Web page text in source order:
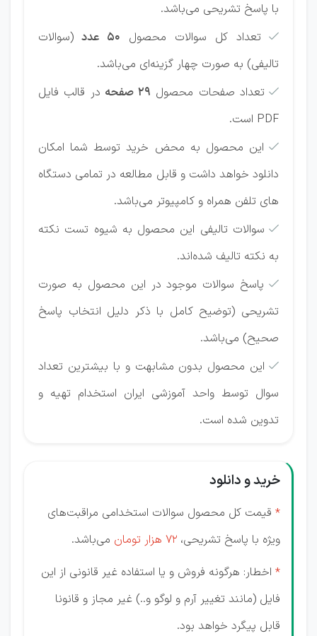
با پاسخ تشریحی می‌باشد.
 تعداد کل سوالات محصول 50 عدد
(سوالات
تالیفی) به صورت چهار گزینه‌ای می‌باشد.
 تعداد صفحات محصول 29 صفحه
در قالب فایل
PDF است.
 این محصول به محض خرید توسط شما امکان
دانلود خواهد داشت و قابل مطالعه در تمامی دستگاه
های تلفن همراه و کامپیوتر می‌باشد.
 سوالات تالیفی این محصول به‌ شیوه تست نکته
به نکته تالیف شده‌اند.
 پاسخ سوالات موجود در این محصول به صورت
تشریحی (توضیح کامل با ذکر دلیل انتخاب پاسخ
صحیح) می‌باشد.
 این محصول بدون مشابهت و با بیشترین تعداد
سوال توسط واحد آموزشی ایران استخدام تهیه و
تدوین شده است.
خرید و دانلود
* قیمت کل محصول سوالات استخدامی مراقبت‌های
ویژه با پاسخ تشریحی، 72 هزار تومان
می‌باشد.
* اخطار: هرگونه فروش و یا استفاده غیر قانونی از این
فایل (مانند تغییر آرم و لوگو و..) غیر مجاز و قانونا
قابل پیگرد خواهد بود.